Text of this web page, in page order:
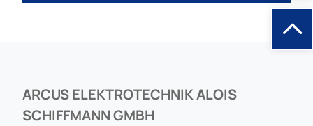
ARCUS ELEKTROTECHNIK ALOIS
SCHIFFMANN GMBH